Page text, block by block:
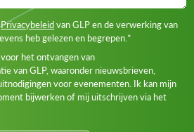
Privacybeleidvan GLP en de verwerking van
heb gelezen en begrepen.*
het ontvangen van
van GLP, waaronder nieuwsbrieven,
voor evenementen. Ik kan mijn
bijwerken of mij uitschrijven via het